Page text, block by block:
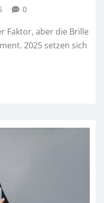
0
Faktor, aber die Brille
2025 setzen sich